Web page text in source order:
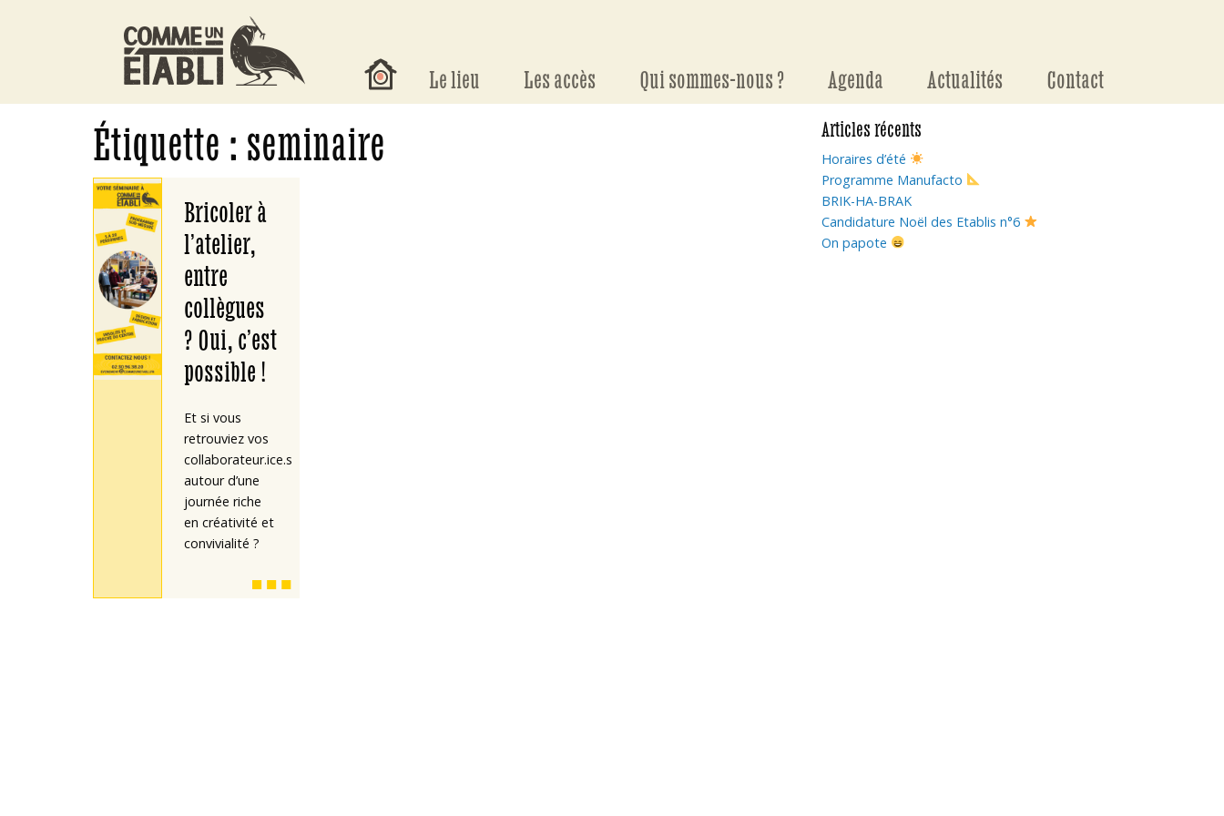
• Le lieu Les accès Qui sommes-nous ? Agenda Actualités Contact
Étiquette : seminaire
Bricoler à
l’atelier,
entre
collègues
? Oui, c’est
possible !
Et si vous
retrouviez vos
collaborateur.ice.s
autour d’une
journée riche
en créativité et
convivialité ?
Articles récents
Horaires d’été
Programme Manufacto
BRIK-HA-BRAK
Candidature Noël des Etablis n°6
On papote